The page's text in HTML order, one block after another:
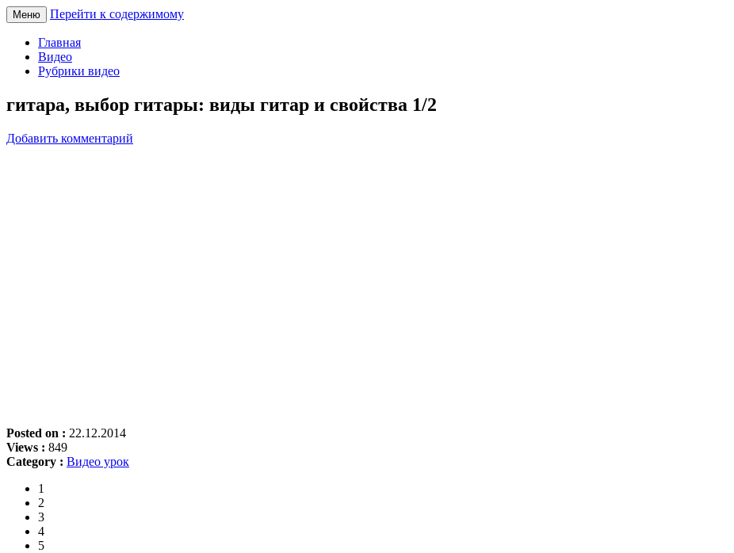
pesnec.ru
Меню Перейти к содержимому
Главная
Видео
Рубрики видео
гитара, выбор гитары: виды гитар и свойства 1/2
Добавить комментарий
Posted on : 22.12.2014
Views : 849
Category : Видео урок
1
2
3
4
5